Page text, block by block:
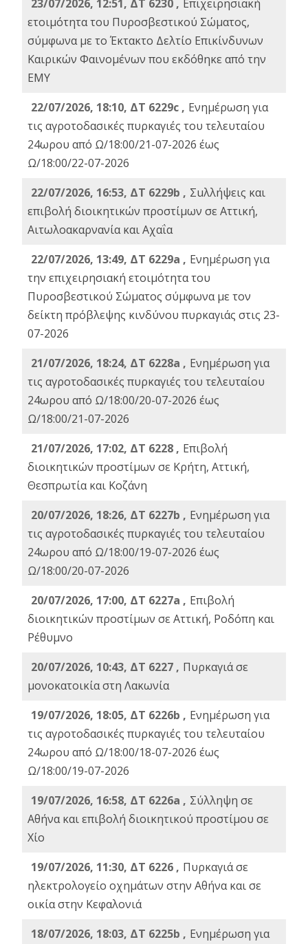
23/07/2026, 12:51, ΔΤ 6230 , Επιχειρησιακή
ετοιμότητα του Πυροσβεστικού Σώματος,
σύμφωνα με το Έκτακτο Δελτίο Επικίνδυνων
Καιρικών Φαινομένων που εκδόθηκε από την
ΕΜΥ
22/07/2026, 18:10, ΔΤ 6229c , Ενημέρωση για
τις αγροτοδασικές πυρκαγιές του τελευταίου
24ωρου από Ω/18:00/21-07-2026 έως
Ω/18:00/22-07-2026
22/07/2026, 16:53, ΔΤ 6229b , Σuλλήψεις και
επιβολή διοικητικών προστίμων σε Αττική,
Αιτωλοακαρνανία και Αχαΐα
22/07/2026, 13:49, ΔΤ 6229a , Ενημέρωση για
την επιχειρησιακή ετοιμότητα του
Πυροσβεστικού Σώματος σύμφωνα με τον
δείκτη πρόβλεψης κινδύνου πυρκαγιάς στις 23-
07-2026
21/07/2026, 18:24, ΔΤ 6228a , Ενημέρωση για
τις αγροτοδασικές πυρκαγιές του τελευταίου
24ωρου από Ω/18:00/20-07-2026 έως
Ω/18:00/21-07-2026
21/07/2026, 17:02, ΔΤ 6228 , Επιβολή
διοικητικών προστίμων σε Κρήτη, Αττική,
Θεσπρωτία και Κοζάνη
20/07/2026, 18:26, ΔΤ 6227b , Ενημέρωση για
τις αγροτοδασικές πυρκαγιές του τελευταίου
24ωρου από Ω/18:00/19-07-2026 έως
Ω/18:00/20-07-2026
20/07/2026, 17:00, ΔΤ 6227a , Επιβολή
διοικητικών προστίμων σε Αττική, Ροδόπη και
Ρέθυμνο
20/07/2026, 10:43, ΔΤ 6227 , Πυρκαγιά σε
μονοκατοικία στη Λακωνία
19/07/2026, 18:05, ΔΤ 6226b , Ενημέρωση για
τις αγροτοδασικές πυρκαγιές του τελευταίου
24ωρου από Ω/18:00/18-07-2026 έως
Ω/18:00/19-07-2026
19/07/2026, 16:58, ΔΤ 6226a , Σύλληψη σε
Αθήνα και επιβολή διοικητικού προστίμου σε
Χίο
19/07/2026, 11:30, ΔΤ 6226 , Πυρκαγιά σε
ηλεκτρολογείο οχημάτων στην Αθήνα και σε
οικία στην Κεφαλονιά
18/07/2026, 18:03, ΔΤ 6225b , Ενημέρωση για